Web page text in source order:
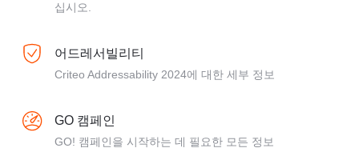
십시오.
어드레서빌리티
Criteo Addressability 2024에 대한 세부 정보
GO 캠페인
GO! 캠페인을 시작하는 데 필요한 모든 정보